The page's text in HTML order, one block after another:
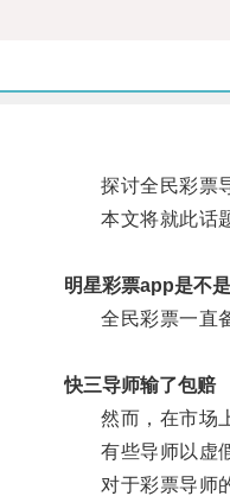
探讨全民彩票导
本文将就此话题
明星彩票app是不
全民彩票一直备
快三导师输了包赔
然而，在市场上
有些导师以虚假
对于彩票导师的